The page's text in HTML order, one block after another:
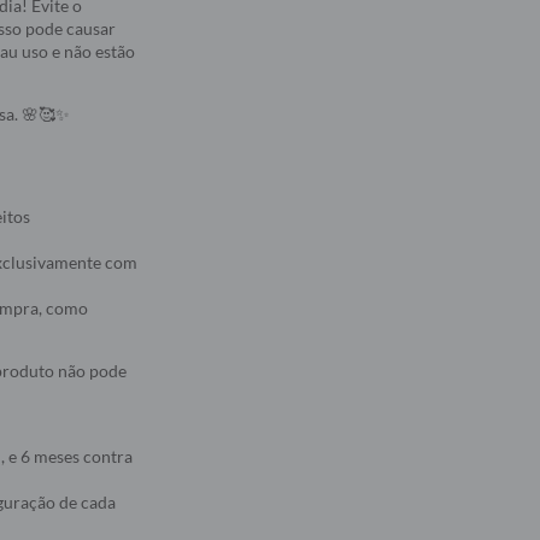
Evite o
pode causar
uso e não estão
🌸🥰✨
com
como
não pode
6 meses contra
de cada